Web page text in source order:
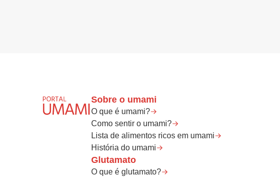
Sobre o umami
O que é umami?
Como sentir o umami?
Lista de alimentos ricos em umami
História do umami
Glutamato
O que é glutamato?